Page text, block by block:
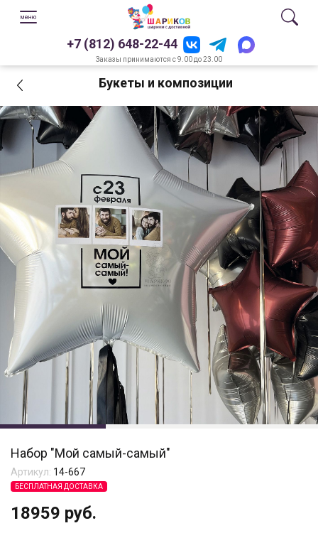
+7 (812) 648-22-44
Заказы принимаются с 9.00 до 23.00
Букеты и композиции
Набор "Мой самый-самый"
Артикул: 14-667
БЕСПЛАТНАЯ ДОСТАВКА
18959 руб.